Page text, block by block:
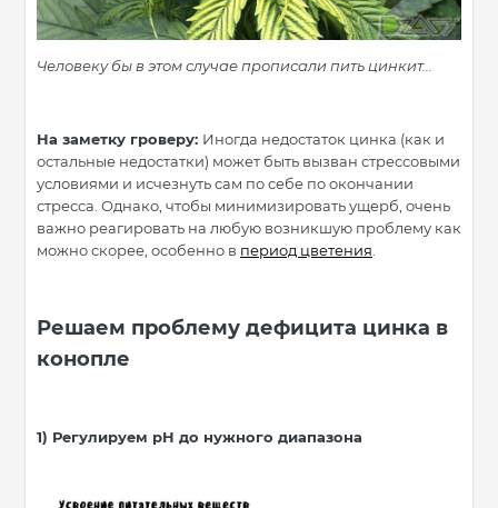
Человеку бы в этом случае прописали пить цинкит...
На заметку гроверу: Иногда недостаток цинка (как и
остальные недостатки) может быть вызван стрессовыми
условиями и исчезнуть сам по себе по окончании
стресса. Однако, чтобы минимизировать ущерб, очень
важно реагировать на любую возникшую проблему как
можно скорее, особенно в период цветения
Решаем проблему дефицита цинка в
конопле
1) Регулируем рН до нужного диапазона